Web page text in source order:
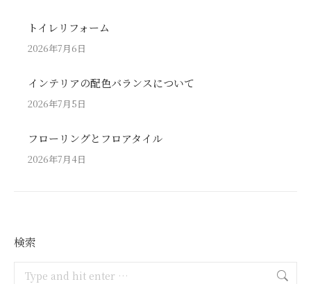
トイレリフォーム
2026年7月6日
インテリアの配色バランスについて
2026年7月5日
フローリングとフロアタイル
2026年7月4日
検索